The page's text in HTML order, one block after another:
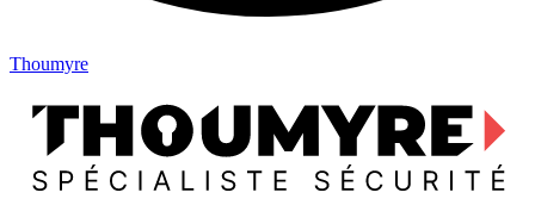
Thoumyre